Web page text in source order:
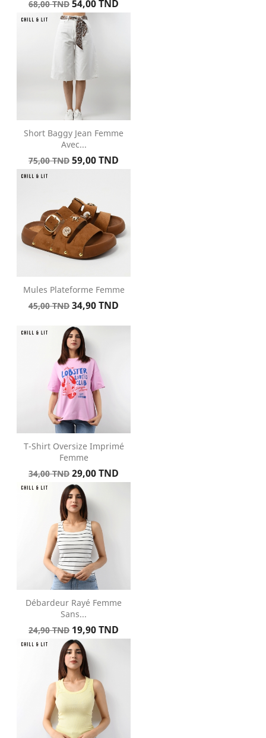
Prix
de
68,00 TND Prix
54,00 TND
Short Baggy Jean Femme
Avec...
Prix
de
75,00 TND Prix
59,00 TND
Mules Plateforme Femme
Prix
base
45,00 TND Prix
34,90 TND
T-Shirt Oversize Imprimé
Femme
Prix
de
34,00 TND Prix
29,00 TND
Débardeur Rayé Femme
Sans...
Prix
de
24,90 TND Prix
19,90 TND